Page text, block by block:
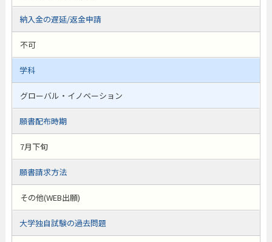
納入金の遅延/返金申請
不可
学科
グローバル・イノベーション
願書配布時期
7月下旬
願書請求方法
その他(WEB出願)
大学独自試験の過去問題